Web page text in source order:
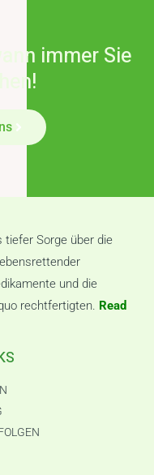
immer Sie
tiefer Sorge über die
und die
rechtfertigten. Read